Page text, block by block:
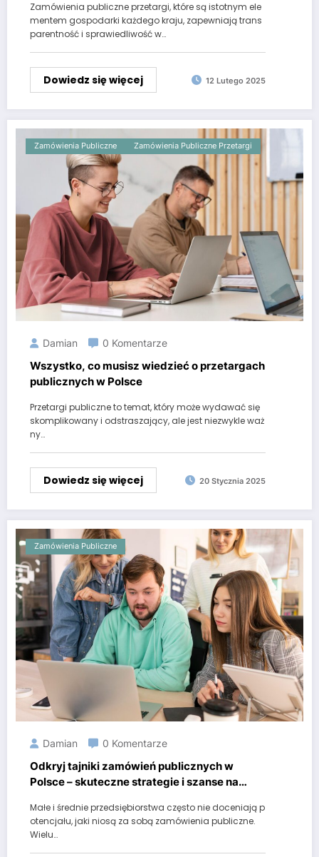
Zamówienia publiczne przetargi, które są istotnym ele
mentem gospodarki każdego kraju, zapewniają trans
parentność i sprawiedliwość w…
Dowiedz się więcej 12 Lutego 2025
Zamówienia Publiczne Zamówienia Publiczne Przetargi
Damian 0 Komentarze
Wszystko, co musisz wiedzieć o przetargach
publicznych w Polsce
Przetargi publiczne to temat, który może wydawać się
skomplikowany i odstraszający, ale jest niezwykle waż
ny…
Dowiedz się więcej 20 Stycznia 2025
Zamówienia Publiczne
Damian 0 Komentarze
Odkryj tajniki zamówień publicznych w
Polsce – skuteczne strategie i szanse na
Małe i średnie przedsiębiorstwa często nie doceniają p
otencjału, jaki niosą za sobą zamówienia publiczne.
Wielu…